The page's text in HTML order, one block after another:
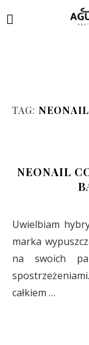
TAG: NEONAIL
NEONAIL
Uwielbiam
marka
na swoich
całkiem …